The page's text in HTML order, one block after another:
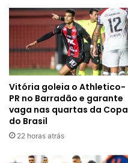
Vitória goleia o Athletico-
PR no Barradão e garante
vaga nas quartas da Copa
do Brasil
22 horas atrás